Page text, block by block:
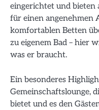
eingerichtet und bieten
für einen angenehmen
komfortablen Betten
zu eigenem Bad – hier
was er braucht.
Ein besonderes
Gemeinschaftslounge,
bietet und es den